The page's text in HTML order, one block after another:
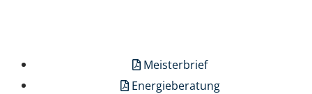
Meisterbrief
Energieberatung